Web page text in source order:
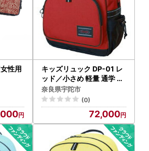
性用
キッズリュック DP-01 レ
ッド／小さめ 軽量 通学 遠
足 幼稚園 小学生 かわいい
おしゃれ 子供 丈夫 バック
パック チェストベルト付
き リュックサック ふるさ
と納税
奈良県宇陀市
(0)
72,000